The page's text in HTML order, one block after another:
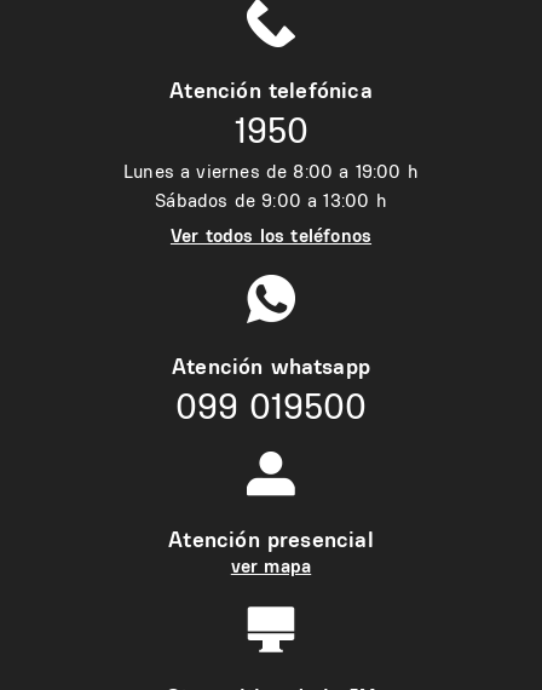
Atención telefónica
1950
Lunes a viernes de 8:00 a 19:00 h
Sábados de 9:00 a 13:00 h
Ver todos los teléfonos
Atención whatsapp
099 019500
Atención presencial
ver mapa